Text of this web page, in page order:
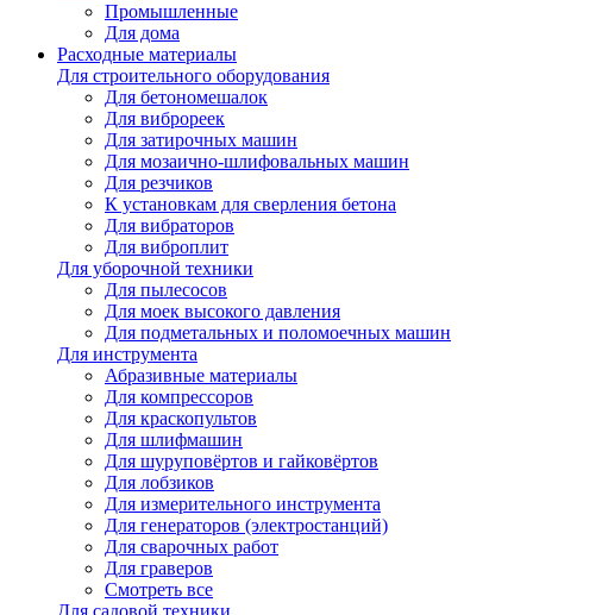
Промышленные
Для дома
Расходные материалы
Для строительного оборудования
Для бетономешалок
Для виброреек
Для затирочных машин
Для мозаично-шлифовальных машин
Для резчиков
К установкам для сверления бетона
Для вибраторов
Для виброплит
Для уборочной техники
Для пылесосов
Для моек высокого давления
Для подметальных и поломоечных машин
Для инструмента
Абразивные материалы
Для компрессоров
Для краскопультов
Для шлифмашин
Для шуруповёртов и гайковёртов
Для лобзиков
Для измерительного инструмента
Для генераторов (электростанций)
Для сварочных работ
Для граверов
Смотреть все
Для садовой техники